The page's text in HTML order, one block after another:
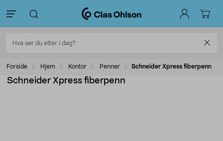
Forside Hjem Kontor Penner Schneider Xpress fiberpenn
Schneider Xpress fiberpenn